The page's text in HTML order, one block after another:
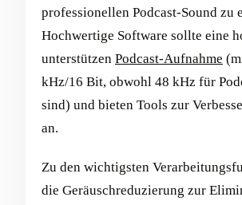
professionellen Podcast-Sound zu
Hochwertige Software sollte eine
unterstützen Podcast-Aufnahme
kHz/16 Bit, obwohl 48 kHz für
sind) und bieten Tools zur
an.
Zu den wichtigsten
die Geräuschreduzierung zur